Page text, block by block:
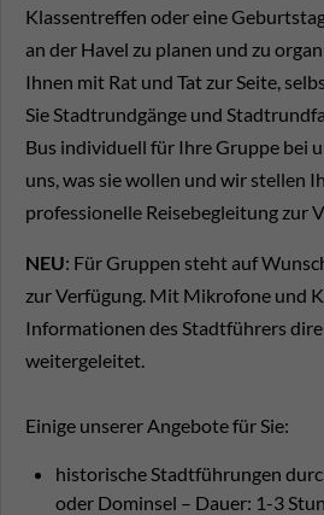
Klassentreffen oder eine
an der Havel zu planen und zu
Ihnen mit Rat und Tat zur Seite,
Sie Stadtrundgänge und
Bus individuell für Ihre Gruppe bei
uns, was sie wollen und wir stellen
professionelle Reisebegleitung zur
NEU: Für Gruppen steht auf
zur Verfügung. Mit Mikrofone und
Informationen des Stadtführers
weitergeleitet.
Einige unserer Angebote für Sie:
historische Stadtführungen
oder Dominsel – Dauer: 1-3